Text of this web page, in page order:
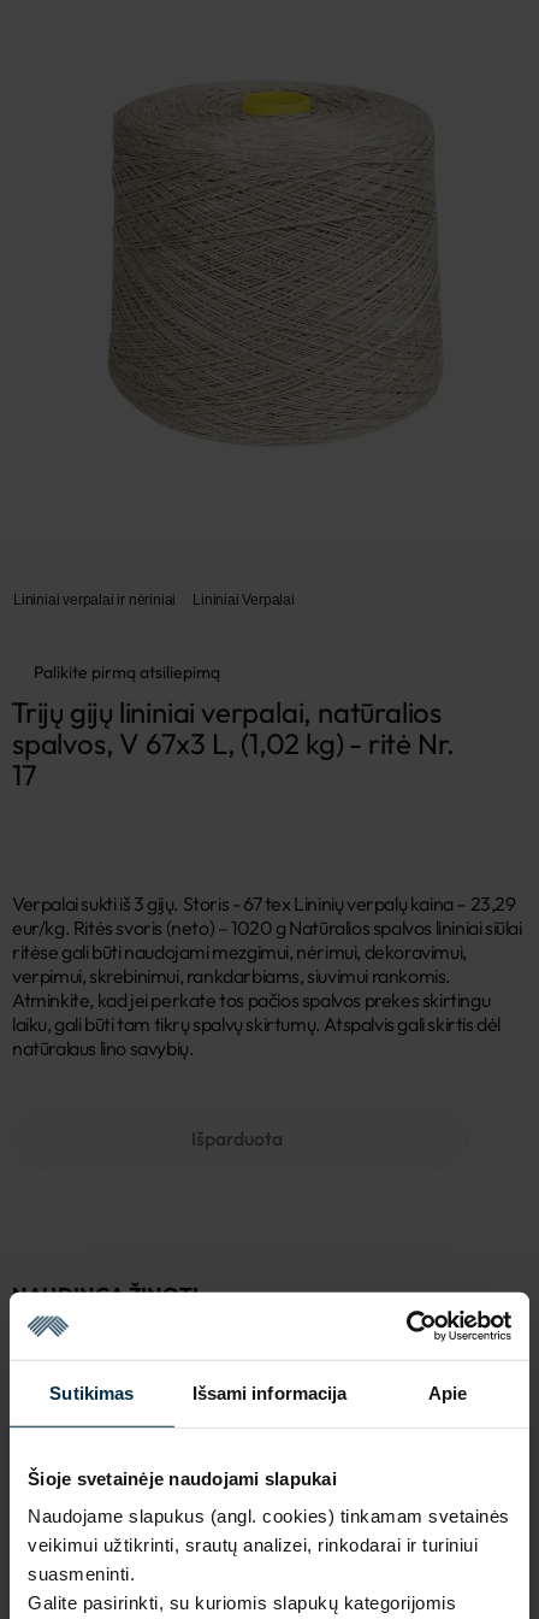
Sutikimas Išsami informacija Apie
Šioje svetainėje naudojami slapukai
Naudojame slapukus (angl. cookies) tinkamam svetainės
veikimui užtikrinti, srautų analizei, rinkodarai ir turiniui
suasmeninti.
Galite pasirinkti, su kuriomis slapukų kategorijomis
Lininiai verpalai ir nėriniai Lininiai Verpalai
Palikite pirmą atsiliepimą
Trijų gijų lininiai verpalai, natūralios
spalvos, V 67x3 L, (1,02 kg) - ritė Nr.
17
Verpalai sukti iš 3 gijų. Storis - 67 tex Lininių verpalų kaina – 23,29
eur/kg. Ritės svoris (neto) – 1020 g Natūralios spalvos lininiai siūlai
ritėse gali būti naudojami mezgimui, nėrimui, dekoravimui,
verpimui, skrebinimui, rankdarbiams, siuvimui rankomis.
Atminkite, kad jei perkate tos pačios spalvos prekes skirtingu
laiku, gali būti tam tikrų spalvų skirtumų. Atspalvis gali skirtis dėl
natūralaus lino savybių.
Išparduota
NAUDINGA ŽINOTI
Išparduota
Garantija - 2 metai Žiūrėti garantiją
Grąžinimas - 14 dienų
Žiūrėti grąžinimo politiką
Pagaminta Lietuvoje,UAB LINAS LT,S. Kerbedžio st. 23,
Panevėžys, 35113
MADE IN EUROPE